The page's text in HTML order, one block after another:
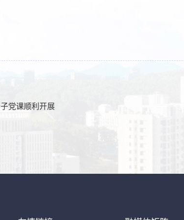
党课顺利开展